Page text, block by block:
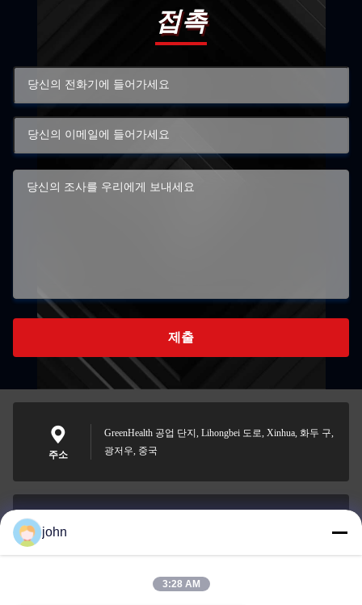
접촉
제출
주소
GreenHealth 공업 단지, Lihongbei 도로, Xinhua, 화두 구,
광저우, 중국
john
3:28 AM